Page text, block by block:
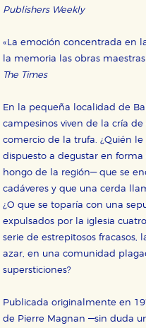
Publishers Weekly
«La emoción concentrada en
la memoria las obras
The Times
En la pequeña localidad de
campesinos viven de la cría
comercio de la trufa. ¿Quién
dispuesto a degustar en
hongo de la región— que se
cadáveres y que una cerda
¿O que se toparía con una
expulsados por la iglesia
serie de estrepitosos fracasos,
azar, en una comunidad
supersticiones?
Publicada originalmente en
de Pierre Magnan —sin duda
Cookies necesarias
web funcione y no es
nuestro sistema. Es
correctamente.
Cookies de
Estas cookies se
de navegación y
nuestro sitio web.
servicios para que no
vez que nos visita. La
tanto, es anónima.
Estas cookies son
publicitarios y se
relevante para sus
almacenan
que se basan en la
GUARDAR